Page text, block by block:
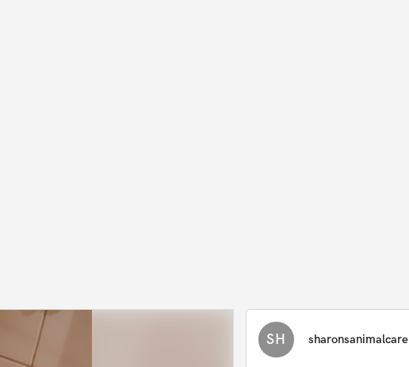
SH sharonsanimalcare